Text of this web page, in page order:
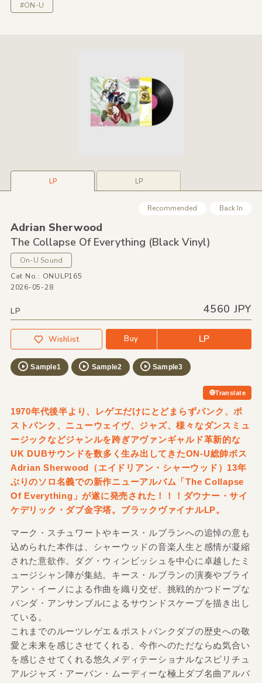
#ON-U
LP LP
Recommended Back In
Adrian Sherwood
The Collapse Of Everything (Black Vinyl)
On-U Sound
Cat No.: ONULP165
2026-05-28
LP 4560 JPY
Wishlist Buy LP
Sample1 Sample2 Sample3
Translate
1970年代後半より、レゲエだけにとどまらずパンク、ポ
ストパンク、ニューウェイヴ、ジャズ、様々なダンスミュ
ージックなどジャンルを跨ぎアヴァンギャルド革新的な
UK DUBサウンドを数多く生み出してきたON-U総帥ボス
Adrian Sherwood（エイドリアン・シャーウッド）13年
ぶりのソロ名義での新作ニューアルバム「The Collapse
Of Everything」が遂に発売された！！！ダウナー・サイ
ケデリック・ダブ金字塔。ブラックヴァイナルLP。
マーク・スチュワートやキース・ルブランへの追悼の意も
込められた本作は、シャーウッドの音楽人生と感情が凝縮
された意欲作。ダグ・ウィンビッシュを中心に卓越したミ
ュージシャン陣が集結。キース・ルブランの演奏やブライ
アン・イーノによる作曲を織り交ぜ、挑戦的かつドープな
バンダ・アンサンブルによるサウンドスケープを描き出し
ている。
これまでのルーツレゲエ＆ポストパンクダブの歴史への敬
愛と未来を感じさせてくれる、今作へのただならぬ気合い
を感じさせてくれる悠久メディテーショナルなスピリチュ
アルジャズ・アーバン・ムーディーな極上ダブ名曲アルバ